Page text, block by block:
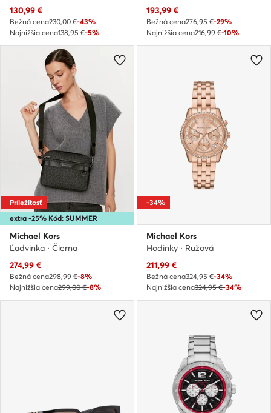
Aktuálna cena
130,99 €
Bežná cena230,00 €-43%
Najnižšia cena138,95 €-5%
Aktuálna cena
193,99 €
Bežná cena276,95 €-29%
Najnižšia cena216,99 €-10%
extra -25% Kód: SUMMER
Príležitosť
Michael Kors
Ľadvinka · Čierna
Aktuálna cena
274,99 €
Bežná cena298,99 €-8%
Najnižšia cena299,00 €-8%
-34%
Michael Kors
Hodinky · Ružová
Aktuálna cena
211,99 €
Bežná cena324,95 €-34%
Najnižšia cena324,95 €-34%